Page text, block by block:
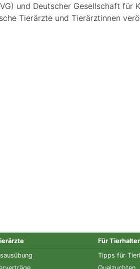
und Deutscher Gesellschaft für
Tierärzte und Tierärztinnen
Für Tierhalter
Tipps für